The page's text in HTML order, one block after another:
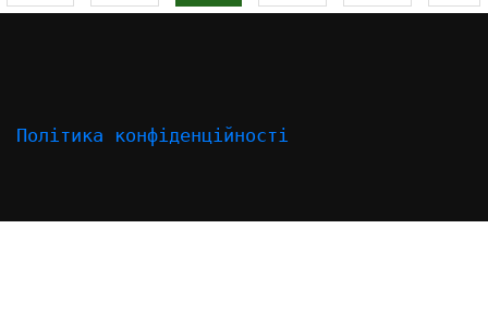
Політика конфіденційності